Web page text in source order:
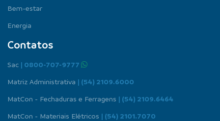
Bem-estar
Energia
Contatos
Sac | 0800-707-9777
Matriz Administrativa | (54) 2109.6000
MatCon - Fechaduras e Ferragens | (54) 2109.6464
MatCon - Materiais Elétricos | (54) 2101.7070